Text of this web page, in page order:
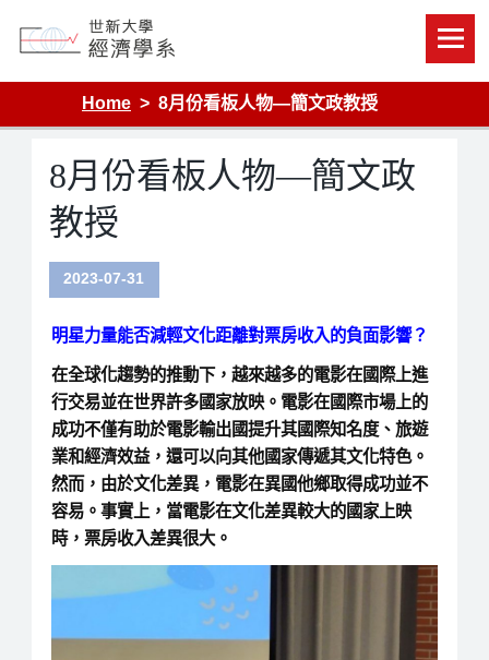
content
Department of Economics, Shih Hsin University
Home
8月份看板人物—簡文政教授
8月份看板人物—簡文政
教授
2023-07-31
明星力量能否減輕文化距離對票房收入的負面影響？
在全球化趨勢的推動下，越來越多的電影在國際上進
行交易並在世界許多國家放映。電影在國際市場上的
成功不僅有助於電影輸出國提升其國際知名度、旅遊
業和經濟效益，還可以向其他國家傳遞其文化特色。
然而，由於文化差異，電影在異國他鄉取得成功並不
容易。事實上，當電影在文化差異較大的國家上映
時，票房收入差異很大。